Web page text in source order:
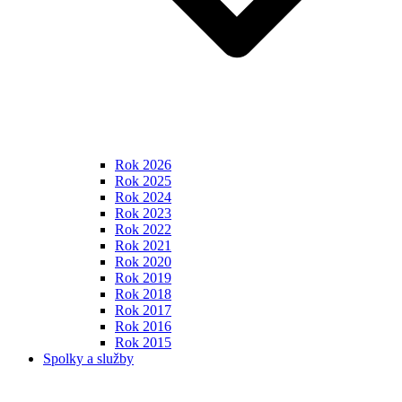
Rok 2026
Rok 2025
Rok 2024
Rok 2023
Rok 2022
Rok 2021
Rok 2020
Rok 2019
Rok 2018
Rok 2017
Rok 2016
Rok 2015
Spolky a služby